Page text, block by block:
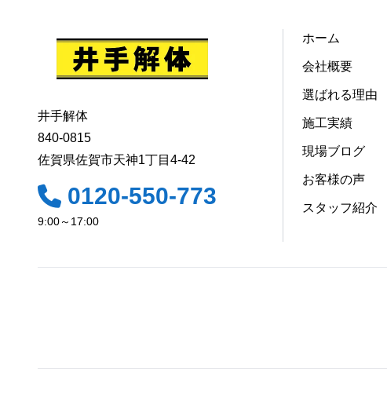
井手解体
840-0815
佐賀県佐賀市天神1丁目4-42
0120-550-773
9:00～17:00
ホーム
会社概要
選ばれる理由
施工実績
現場ブログ
お客様の声
スタッフ紹介